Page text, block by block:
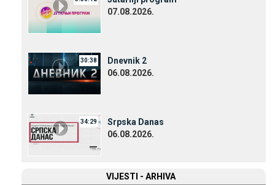
07.08.2026.
30:38
Dnevnik 2
06.08.2026.
34:29
Srpska Danas
06.08.2026.
VIЈESTI - ARHIVA